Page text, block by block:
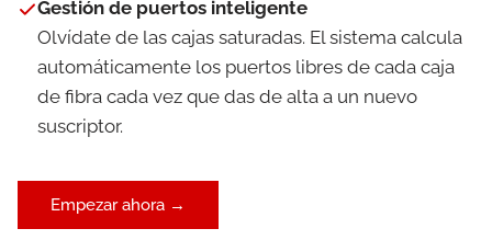
Gestión de puertos inteligente
Olvídate de las cajas saturadas. El sistema calcula
automáticamente los puertos libres de cada caja
de fibra cada vez que das de alta a un nuevo
suscriptor.
Empezar ahora →